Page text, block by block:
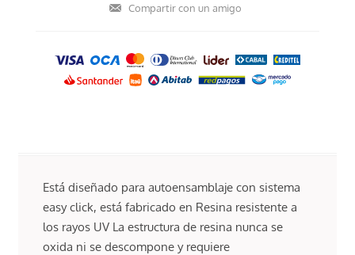
Está diseñado para autoensamblaje con sistema
easy click, está fabricado en Resina resistente a
los rayos UV La estructura de resina nunca se
oxida ni se descompone y requiere